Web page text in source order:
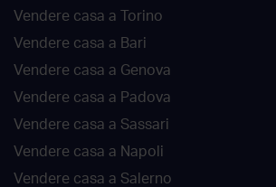
Vendere casa a Torino
Vendere casa a Bari
Vendere casa a Genova
Vendere casa a Padova
Vendere casa a Sassari
Vendere casa a Napoli
Vendere casa a Salerno